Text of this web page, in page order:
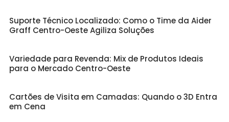
Suporte Técnico Localizado: Como o Time da Aider
Graff Centro-Oeste Agiliza Soluções
Variedade para Revenda: Mix de Produtos Ideais
para o Mercado Centro-Oeste
Cartões de Visita em Camadas: Quando o 3D Entra
em Cena